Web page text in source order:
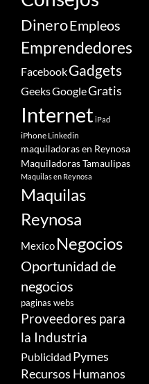
DineroEmpleos
Emprendedores
FacebookGadgets
GeeksGoogleGratis
Internet iPad
iPhone Linkedin
maquiladoras en Reynosa
Maquiladoras Tamaulipas
Maquilas en Reynosa
Maquilas
Reynosa
Mexico Negocios
Oportunidad de
negocios
paginas webs
Proveedores para
la Industria
Publicidad Pymes
Recursos Humanos